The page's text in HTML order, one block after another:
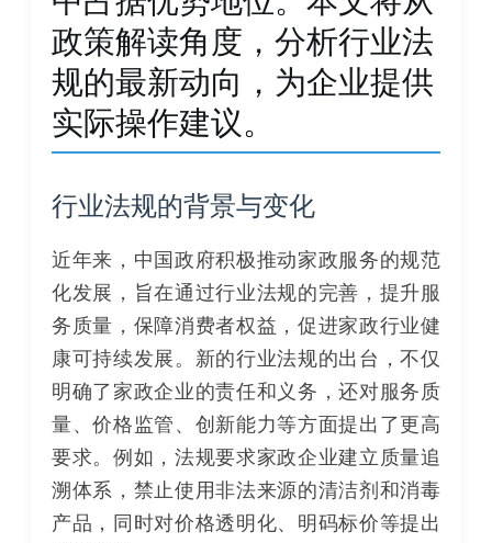
政策解读角度，分析行业法
规的最新动向，为企业提供
实际操作建议。
行业法规的背景与变化
近年来，中国政府积极推动家政服务的规范
化发展，旨在通过行业法规的完善，提升服
务质量，保障消费者权益，促进家政行业健
康可持续发展。新的行业法规的出台，不仅
明确了家政企业的责任和义务，还对服务质
量、价格监管、创新能力等方面提出了更高
要求。例如，法规要求家政企业建立质量追
溯体系，禁止使用非法来源的清洁剂和消毒
产品，同时对价格透明化、明码标价等提出